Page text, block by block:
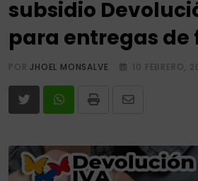
subsidio
para entregas de
PORJHOEL MONSALVE 10 FEBRERO,
Print
Share